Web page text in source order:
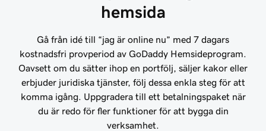
hemsida
Gå från idé till “jag är online nu” med 7 dagars
kostnadsfri provperiod av GoDaddy Hemsideprogram.
Oavsett om du sätter ihop en portfölj, säljer kakor eller
erbjuder juridiska tjänster, följ dessa enkla steg för att
komma igång. Uppgradera till ett betalningspaket när
du är redo för fler funktioner för att bygga din
verksamhet.